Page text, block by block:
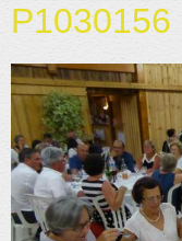
Page d'accueil
Actu/News
Rétrospective
Partenaires
Association
Contact
P1030156